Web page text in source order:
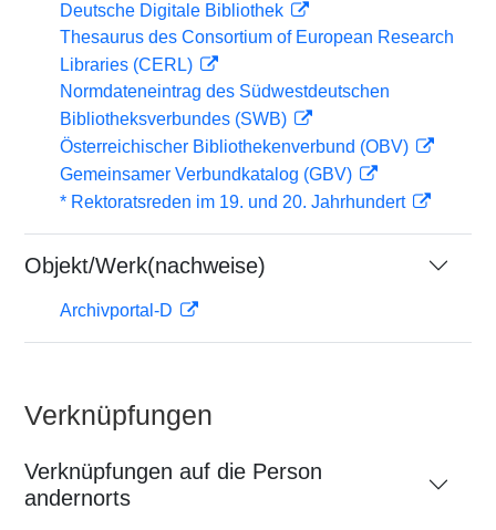
Deutsche Digitale Bibliothek
Thesaurus des Consortium of European Research
Libraries (CERL)
Normdateneintrag des Südwestdeutschen
Bibliotheksverbundes (SWB)
Österreichischer Bibliothekenverbund (OBV)
Gemeinsamer Verbundkatalog (GBV)
* Rektoratsreden im 19. und 20. Jahrhundert
Objekt/Werk(nachweise)
Archivportal-D
Verknüpfungen
Verknüpfungen auf die Person
andernorts